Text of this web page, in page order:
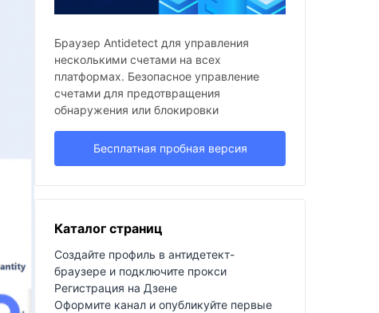
Браузер Antidetect для управления
несколькими счетами на всех
платформах. Безопасное управление
счетами для предотвращения
обнаружения или блокировки
Бесплатная пробная версия
Каталог страниц
Создайте профиль в антидетект-
браузере и подключите прокси
Регистрация на Дзене
Оформите канал и опубликуйте первые